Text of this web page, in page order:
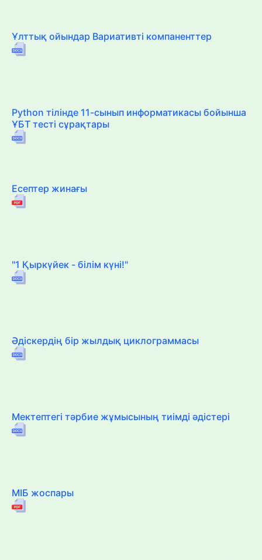
Ұлттық ойындар Вариативті компаненттер
Python тілінде 11-сынып информатикасы бойынша
ҰБТ тесті сұрақтары
Есептер жинағы
"1 Қыркүйек - білім күні!"
Әдіскердің бір жылдық циклограммасы
Мектептегі тәрбие жұмысының тиімді әдістері
МІБ жоспары